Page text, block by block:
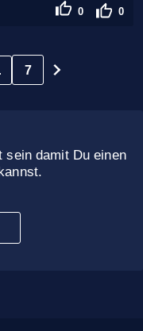
0 0
7
sein damit Du einen